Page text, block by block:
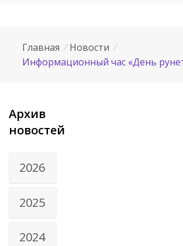
Главная / Новости /
Информационный час «День
Архив
новостей
2026
2025
2024